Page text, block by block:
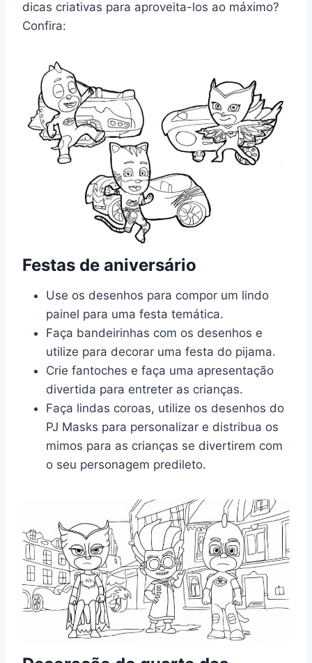
dicas criativas para aproveita-los ao máximo?
Confira:
Festas de aniversário
Use os desenhos para compor um lindo
painel para uma festa temática.
Faça bandeirinhas com os desenhos e
utilize para decorar uma festa do pijama.
Crie fantoches e faça uma apresentação
divertida para entreter as crianças.
Faça lindas coroas, utilize os desenhos do
PJ Masks para personalizar e distribua os
mimos para as crianças se divertirem com
o seu personagem predileto.